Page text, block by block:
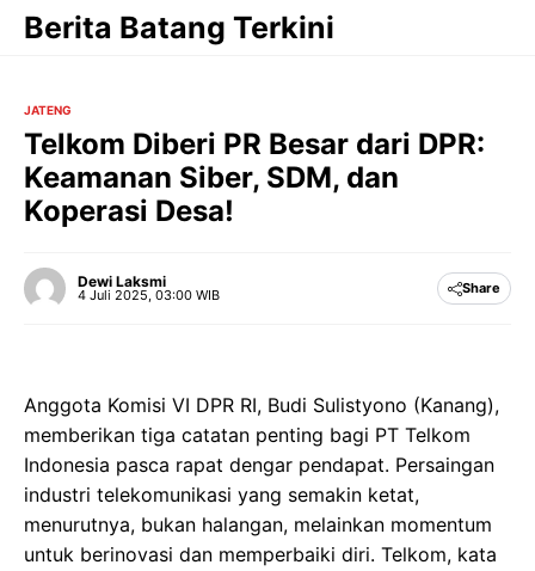
Langsung
Berita Batang Terkini
JATENG
Telkom Diberi PR Besar dari DPR:
Keamanan Siber, SDM, dan
Koperasi Desa!
Dewi Laksmi
4 Juli 2025, 03:00 WIB Share
Anggota Komisi VI DPR RI, Budi Sulistyono (Kanang),
memberikan tiga catatan penting bagi PT Telkom
Indonesia pasca rapat dengar pendapat. Persaingan
industri telekomunikasi yang semakin ketat,
menurutnya, bukan halangan, melainkan momentum
untuk berinovasi dan memperbaiki diri. Telkom, kata